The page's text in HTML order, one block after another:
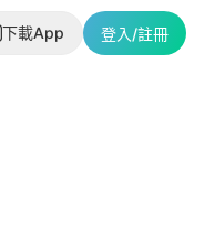
下載App 登入/註冊